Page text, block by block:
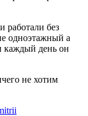
работали без
одноэтажный а
каждый день он
не хотим